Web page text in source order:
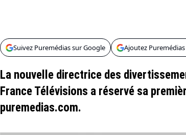
Suivez Puremédias sur Google Ajoutez
La nouvelle directrice des
France Télévisions a réservé sa
puremedias.com.